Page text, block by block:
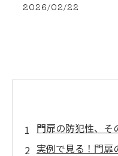
2026/02/22
門扉の防犯性、そ
実例で見る！門扉